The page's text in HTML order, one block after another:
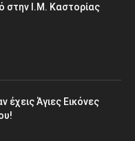
στην Ι.Μ. Καστορίας
έχεις Άγιες Εικόνες